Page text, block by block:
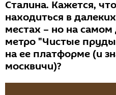
Сталина. Кажется,
находиться в
местах – но на самом
метро "Чистые
на ее платформе (и
москвичи)?